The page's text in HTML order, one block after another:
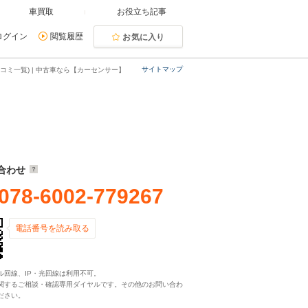
車買取 お役立ち記事
グイン 閲覧履歴 お気に入り
サイトマップ
ミ一覧) | 中古車なら【カーセンサー】
わせ
6002-779267
電話番号を読み取る
線、IP・光回線は利用不可。
するご相談・確認専用ダイヤルです。その他のお問い合わ
さい。